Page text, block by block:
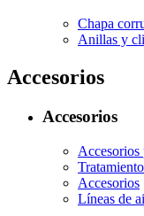
Chapa
Anillas y
Accesorios
Accesorios
Accesorios
Accesorios
Líneas de